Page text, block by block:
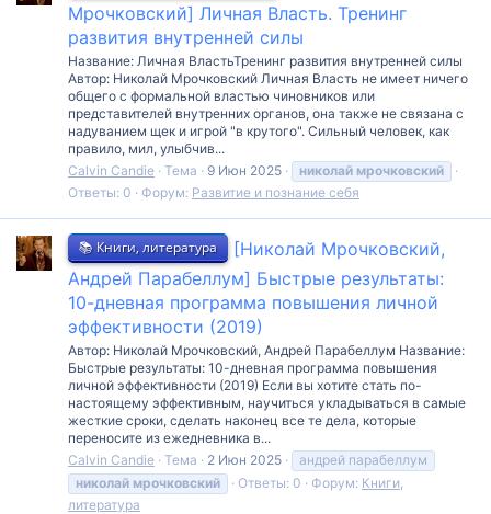
Мрочковский] Личная Власть. Тренинг
развития внутренней силы
Название: Личная ВластьТренинг развития внутренней силы
Автор: Николай Мрочковский Личная Власть не имеет ничего
общего с формальной властью чиновников или
представителей внутренних органов, она также не связана с
надуванием щек и игрой "в крутого". Сильный человек, как
правило, мил, улыбчив...
Calvin Candie Тема 9 Июн 2025 николай мрочковский
Ответы: 0
Форум: Развитие и познание себя
📚 Книги, литература
[Николай Мрочковский,
Андрей Парабеллум] Быстрые результаты:
10-дневная программа повышения личной
эффективности (2019)
Автор: Николай Мрочковский, Андрей Парабеллум Название:
Быстрые результаты: 10-дневная программа повышения
личной эффективности (2019) Если вы хотите стать по-
настоящему эффективным, научиться укладываться в самые
жесткие сроки, сделать наконец все те дела, которые
переносите из ежедневника в...
Calvin Candie Тема 2 Июн 2025
андрей парабеллум
николай мрочковский Ответы: 0 Форум: Книги,
литература